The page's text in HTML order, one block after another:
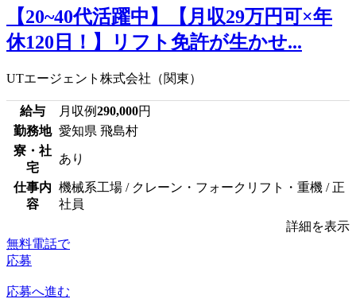
【20~40代活躍中】【月収29万円可×年
休120日！】リフト免許が生かせ...
UTエージェント株式会社（関東）
給与 月収例290,000円
勤務地 愛知県 飛島村
寮・社
宅
あり
仕事内
容
機械系工場 / クレーン・フォークリフト・重機 / 正
社員
詳細を表示
無料電話で
応募
応募へ進む